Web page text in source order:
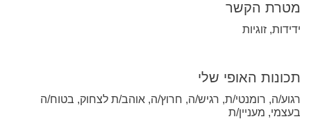
מטרת הקשר
ידידות, זוגיות
תכונות האופי שלי
רגוע/ה, רומנטי/ת, רגיש/ה, חרוץ/ה, אוהב/ת לצחוק, בטוח/ה
בעצמי, מעניין/ת